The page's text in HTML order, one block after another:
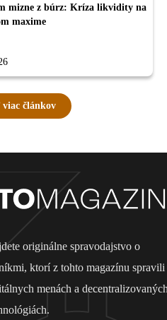
mizne z búrz: Kríza likvidity na
maxime
článkov
originálne spravodajstvo o
ktorí z tohto magazínu spravili
menách a